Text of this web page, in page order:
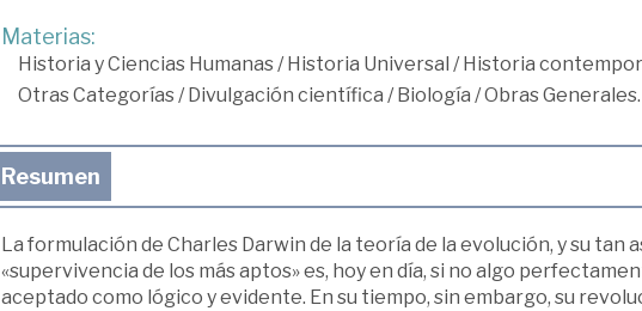
Materias:
Historia y Ciencias Humanas/ Historia Universal / Historia
Otras Categorías/ Divulgación científica / Biología /Obras
Resumen
La formulación de Charles Darwin de la teoría de la evolución, y su tan
«supervivencia de los más aptos» es, hoy en día, si no algo
aceptado como lógico y evidente. En su tiempo, sin embargo, su